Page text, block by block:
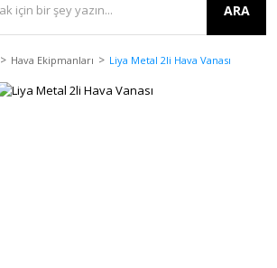
ARA
Hava Ekipmanları Liya Metal 2li Hava Vanası